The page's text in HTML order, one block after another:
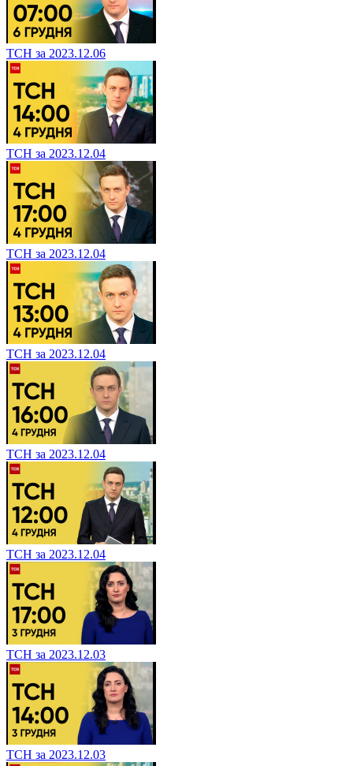
ТСН за 2023.12.06
ТСН за 2023.12.04
ТСН за 2023.12.04
ТСН за 2023.12.04
ТСН за 2023.12.04
ТСН за 2023.12.04
ТСН за 2023.12.03
ТСН за 2023.12.03